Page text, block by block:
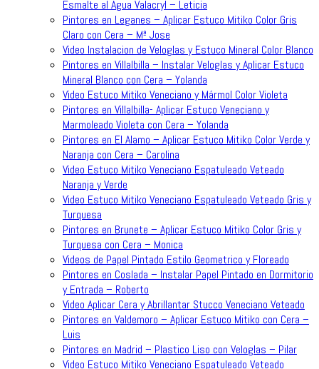
Esmalte al Agua Valacryl – Leticia
Pintores en Leganes – Aplicar Estuco Mitiko Color Gris
Claro con Cera – Mª Jose
Video Instalacion de Veloglas y Estuco Mineral Color Blanco
Pintores en Villalbilla – Instalar Veloglas y Aplicar Estuco
Mineral Blanco con Cera – Yolanda
Video Estuco Mitiko Veneciano y Mármol Color Violeta
Pintores en Villalbilla- Aplicar Estuco Veneciano y
Marmoleado Violeta con Cera – Yolanda
Pintores en El Alamo – Aplicar Estuco Mitiko Color Verde y
Naranja con Cera – Carolina
Video Estuco Mitiko Veneciano Espatuleado Veteado
Naranja y Verde
Video Estuco Mitiko Veneciano Espatuleado Veteado Gris y
Turquesa
Pintores en Brunete – Aplicar Estuco Mitiko Color Gris y
Turquesa con Cera – Monica
Videos de Papel Pintado Estilo Geometrico y Floreado
Pintores en Coslada – Instalar Papel Pintado en Dormitorio
y Entrada – Roberto
Video Aplicar Cera y Abrillantar Stucco Veneciano Veteado
Pintores en Valdemoro – Aplicar Estuco Mitiko con Cera –
Luis
Pintores en Madrid – Plastico Liso con Veloglas – Pilar
Video Estuco Mitiko Veneciano Espatuleado Veteado